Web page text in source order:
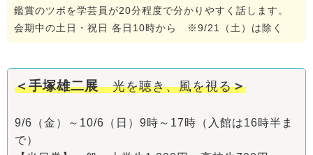
鑑賞のツボを学芸員が20分程度で分かりやすく話します。
会期中の土日・祝日 各日10時から ※9/21（土）は除く
＜手塚雄二展光を聴き、風を視る＞
9/6（金）～10/6（日）9時～17時（入館は16時半ま
で）